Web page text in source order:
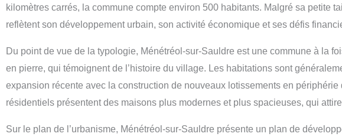
kilomètres carrés, la commune compte environ 500 habitants. Malgré sa petite
reflètent son développement urbain, son activité économique et ses défis
Du point de vue de la typologie, Ménétréol-sur-Sauldre est une commune à la
en pierre, qui témoignent de l’histoire du village. Les habitations sont
expansion récente avec la construction de nouveaux lotissements en
résidentiels présentent des maisons plus modernes et plus spacieuses, qui
Sur le plan de l’urbanisme, Ménétréol-sur-Sauldre présente un plan de